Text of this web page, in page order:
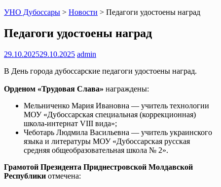
УНО Дубоссары > Новости > Педагоги удостоены наград
Педагоги удостоены наград
29.10.202529.10.2025 admin
В День города дубоссарские педагоги удостоены наград.
Орденом «Трудовая Слава» награждены:
Мельниченко Мария Ивановна — учитель технологии
МОУ «Дубоссарская специальная (коррекционная)
школа-интернат VIII вида»;
Чеботарь Людмила Васильевна — учитель украинского
языка и литературы МОУ «Дубоссарская русская
средняя общеобразовательная школа № 2».
Грамотой Президента Приднестровской Молдавской
Республики отмечена: